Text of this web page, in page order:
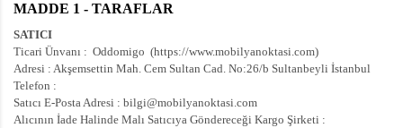
MADDE 1 - TARAFLAR
SATICI
Ticari Ünvanı : Oddomigo (https://www.mobilyanoktasi.com)
Adresi : Akşemsettin Mah. Cem Sultan Cad. No:26/b Sultanbeyli İstanbul
Telefon :
Satıcı E-Posta Adresi : bilgi@mobilyanoktasi.com
Alıcının İade Halinde Malı Satıcıya Göndereceği Kargo Şirketi :